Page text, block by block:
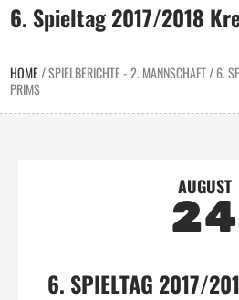
6. Spieltag 2017/2018
HOME/SPIELBERICHTE - 2. MANNSCHAFT/6.
PRIMS
AUGUST
24
6. SPIELTAG 2017/